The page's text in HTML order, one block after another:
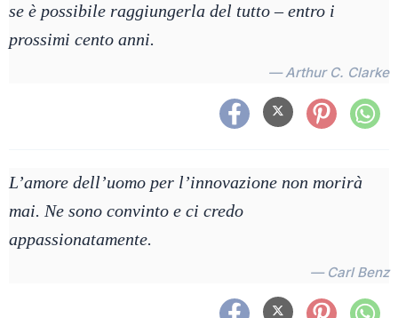
se è possibile raggiungerla del tutto – entro i
prossimi cento anni.
— Arthur C. Clarke
L’amore dell’uomo per l’innovazione non morirà
mai. Ne sono convinto e ci credo
appassionatamente.
— Carl Benz